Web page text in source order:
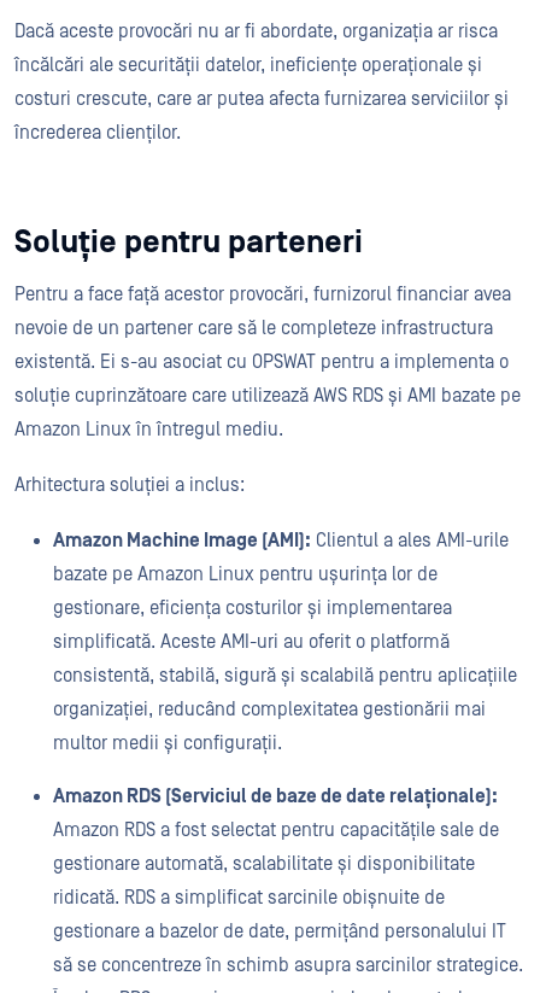
Dacă aceste provocări nu ar fi abordate, organizația ar risca
încălcări ale securității datelor, ineficiențe operaționale și
costuri crescute, care ar putea afecta furnizarea serviciilor și
încrederea clienților.
Soluție pentru parteneri
Pentru a face față acestor provocări, furnizorul financiar avea
nevoie de un partener care să le completeze infrastructura
existentă. Ei s-au asociat cu OPSWAT pentru a implementa o
soluție cuprinzătoare care utilizează AWS RDS și AMI bazate pe
Amazon Linux în întregul mediu.
Arhitectura soluției a inclus:
Amazon Machine Image (AMI): Clientul a ales AMI-urile
bazate pe Amazon Linux pentru ușurința lor de
gestionare, eficiența costurilor și implementarea
simplificată. Aceste AMI-uri au oferit o platformă
consistentă, stabilă, sigură și scalabilă pentru aplicațiile
organizației, reducând complexitatea gestionării mai
multor medii și configurații.
Amazon RDS (Serviciul de baze de date relaționale):
Amazon RDS a fost selectat pentru capacitățile sale de
gestionare automată, scalabilitate și disponibilitate
ridicată. RDS a simplificat sarcinile obișnuite de
gestionare a bazelor de date, permițând personalului IT
să se concentreze în schimb asupra sarcinilor strategice.